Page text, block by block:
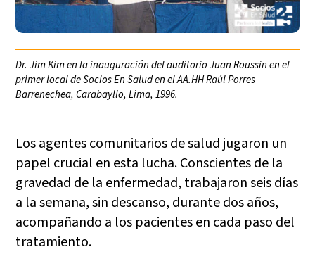
Dr. Jim Kim en la inauguración del auditorio Juan Roussin en el
primer local de Socios En Salud en el AA.HH Raúl Porres
Barrenechea, Carabayllo, Lima, 1996.
Los agentes comunitarios de salud jugaron un
papel crucial en esta lucha. Conscientes de la
gravedad de la enfermedad, trabajaron seis días
a la semana, sin descanso, durante dos años,
acompañando a los pacientes en cada paso del
tratamiento.